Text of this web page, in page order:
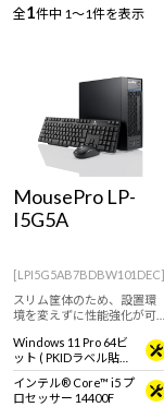
全1件中 1～1件を表示
MousePro LP-
I5G5A
[LPI5G5AB7BDBW101DEC]
スリム筐体のため、設置環
境を変えずに性能強化が可
Windows 11 Pro 64ビ
ット ( PKIDラベル貼付
対応 )
インテル® Core™ i5 プ
ロセッサー 14400F